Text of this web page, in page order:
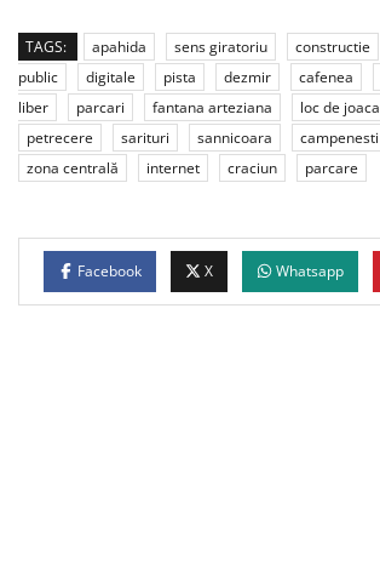
TAGS: apahida sens giratoriu constructie
public
digitale pista dezmir cafenea
liber
parcari fantana arteziana loc de joaca
petrecere
sarituri sannicoara campenesti
zona centrală
internet craciun parcare
Facebook X Whatsapp